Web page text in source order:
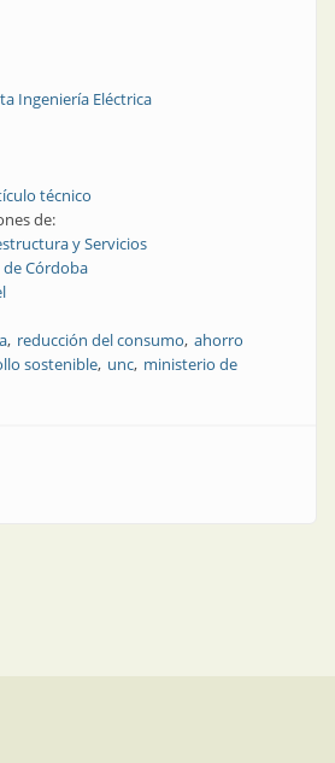
Ingeniería Eléctrica
técnico
de:
y Servicios
Córdoba
reducción del consumo ahorro
sostenible unc ministerio de
de reducción del consumo: el caso